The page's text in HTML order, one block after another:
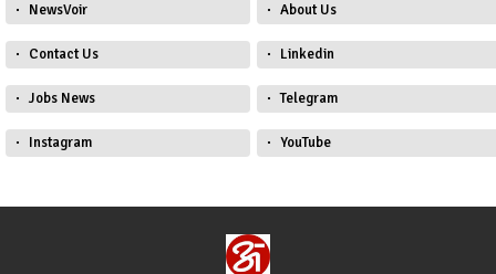
NewsVoir About Us
Contact Us Linkedin
Jobs News Telegram
Instagram YouTube